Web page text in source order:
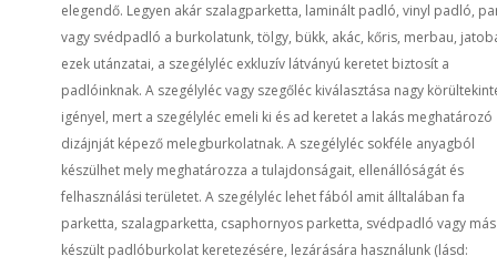
elegendő. Legyen akár szalagparketta, laminált padló, vinyl padló,
vagy svédpadló a burkolatunk, tölgy, bükk, akác, kőris, merbau,
ezek utánzatai, a szegélyléc exkluzív látványú keretet biztosít a
padlóinknak. A szegélyléc vagy szegőléc kiválasztása nagy
igényel, mert a szegélyléc emeli ki és ad keretet a lakás meghatározó
dizájnját képező melegburkolatnak. A szegélyléc sokféle anyagból
készülhet mely meghatározza a tulajdonságait, ellenállóságát és
felhasználási területet. A szegélyléc lehet fából amit álltalában fa
parketta, szalagparketta, csaphornyos parketta, svédpadló vagy
készült padlóburkolat keretezésére, lezárására használunk (lásd: